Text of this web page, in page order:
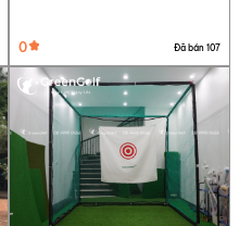
0 Đã bán 107